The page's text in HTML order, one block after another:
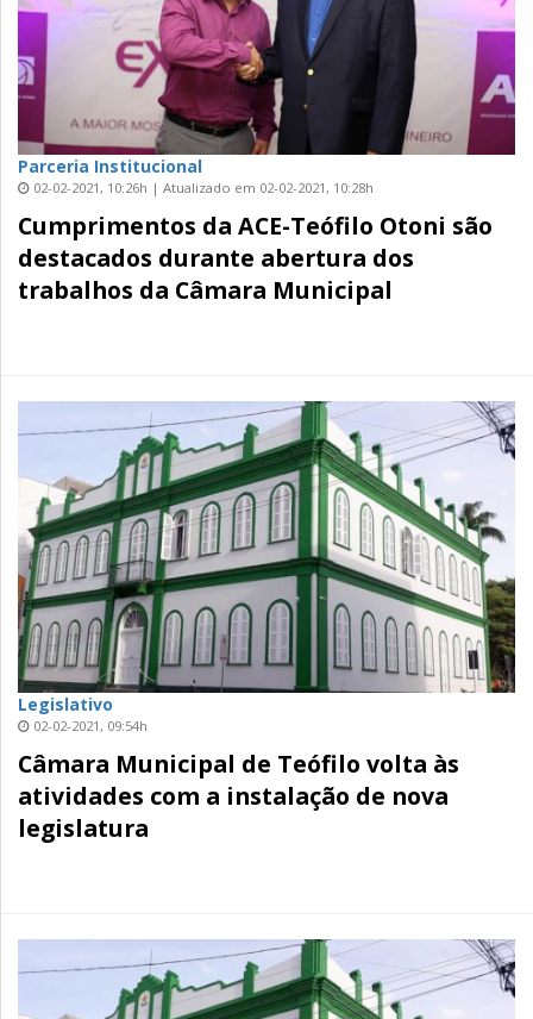
Parceria Institucional
02-02-2021, 10:26h | Atualizado em 02-02-2021, 10:28h
Cumprimentos da ACE-Teófilo Otoni são
destacados durante abertura dos
trabalhos da Câmara Municipal
Legislativo
02-02-2021, 09:54h
Câmara Municipal de Teófilo volta às
atividades com a instalação de nova
legislatura